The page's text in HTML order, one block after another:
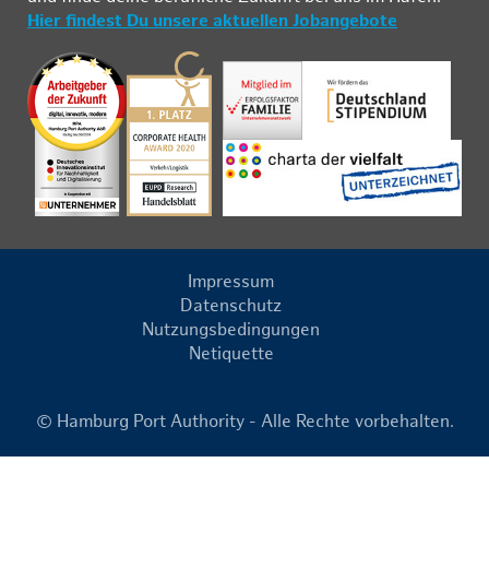
Hier findest Du unsere aktuellen Jobangebote
Impressum
Datenschutz
Nutzungsbedingungen
Netiquette
© Hamburg Port Authority - Alle Rechte vorbehalten.